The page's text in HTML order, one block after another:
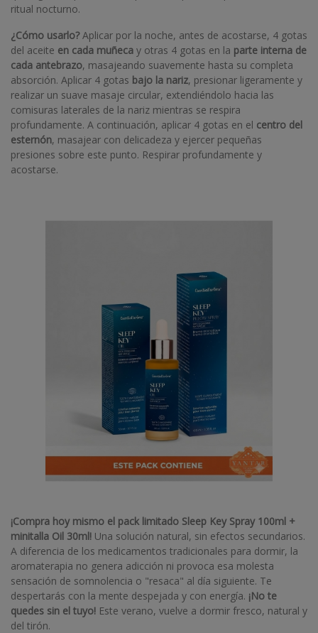
ritual nocturno.
¿Cómo usarlo?Aplicar por la noche, antes de acostarse, 4 gotas
del aceite en cada muñeca y otras 4 gotas en la parte interna de
cada antebrazo, masajeando suavemente hasta su completa
absorción. Aplicar 4 gotas bajo la nariz, presionar ligeramente y
realizar un suave masaje circular, extendiéndolo hacia las
comisuras laterales de la nariz mientras se respira
profundamente. A continuación, aplicar 4 gotas en el centro del
esternón, masajear con delicadeza y ejercer pequeñas
presiones sobre este punto. Respirar profundamente y
acostarse.
¡Compra hoy mismo el pack limitado Sleep Key Spray 100ml +
minitalla Oil 30ml! Una solución natural, sin efectos secundarios.
A diferencia de los medicamentos tradicionales para dormir, la
aromaterapia no genera adicción ni provoca esa molesta
sensación de somnolencia o "resaca" al día siguiente. Te
despertarás con la mente despejada y con energía. ¡No te
quedes sin el tuyo! Este verano, vuelve a dormir fresco, natural y
del tirón.